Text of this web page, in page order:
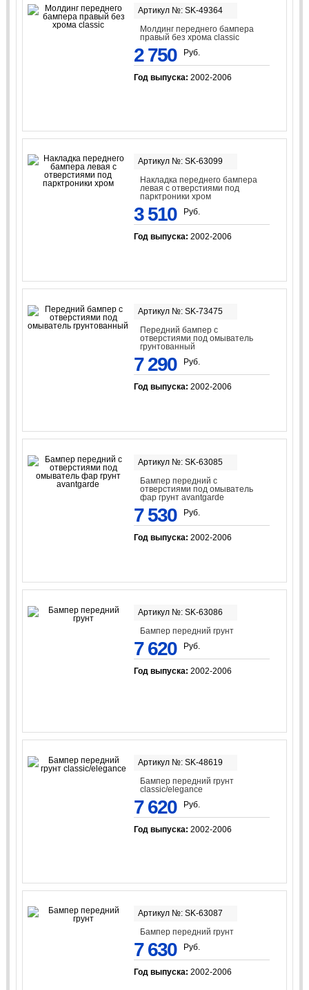
Артикул №: SK-49364
Молдинг переднего бампера
правый без хрома classic
2 750 Руб.
Год выпуска: 2002-2006
Артикул №: SK-63099
Накладка переднего бампера
левая с отверстиями под
парктроники хром
3 510 Руб.
Год выпуска: 2002-2006
Артикул №: SK-73475
Передний бампер с
отверстиями под омыватель
грунтованный
7 290 Руб.
Год выпуска: 2002-2006
Артикул №: SK-63085
Бампер передний с
отверстиями под омыватель
фар грунт avantgarde
7 530 Руб.
Год выпуска: 2002-2006
Артикул №: SK-63086
Бампер передний грунт
7 620 Руб.
Год выпуска: 2002-2006
Артикул №: SK-48619
Бампер передний грунт
classic/elegancе
7 620 Руб.
Год выпуска: 2002-2006
Артикул №: SK-63087
Бампер передний грунт
7 630 Руб.
Год выпуска: 2002-2006